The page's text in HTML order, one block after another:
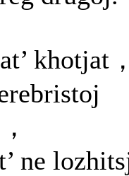
khotjat
ne